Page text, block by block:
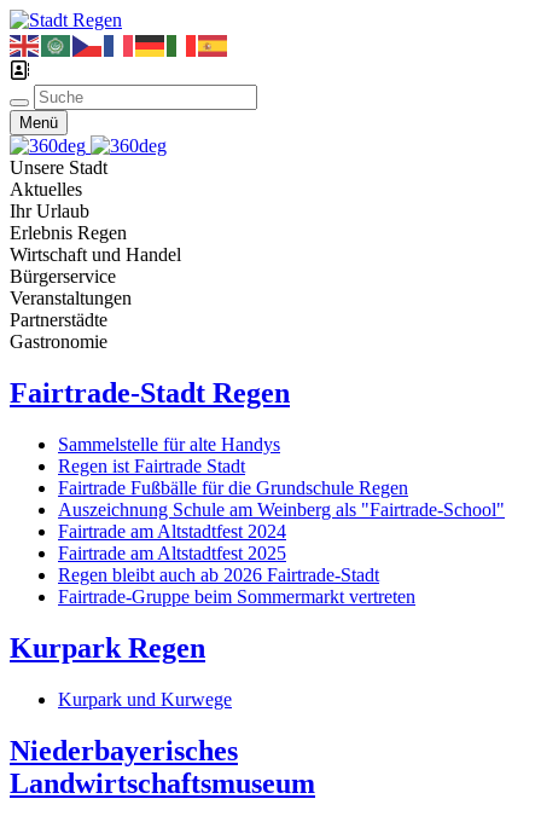
Menü
Unsere Stadt
Aktuelles
Ihr Urlaub
Erlebnis Regen
Wirtschaft und Handel
Bürgerservice
Veranstaltungen
Partnerstädte
Gastronomie
Fairtrade-Stadt Regen
Sammelstelle für alte Handys
Regen ist Fairtrade Stadt
Fairtrade Fußbälle für die Grundschule Regen
Auszeichnung Schule am Weinberg als "Fairtrade-School"
Fairtrade am Altstadtfest 2024
Fairtrade am Altstadtfest 2025
Regen bleibt auch ab 2026 Fairtrade-Stadt
Fairtrade-Gruppe beim Sommermarkt vertreten
Kurpark Regen
Kurpark und Kurwege
Niederbayerisches
Landwirtschaftsmuseum